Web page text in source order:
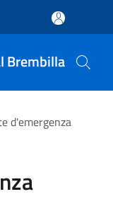
Brembilla
d'emergenza